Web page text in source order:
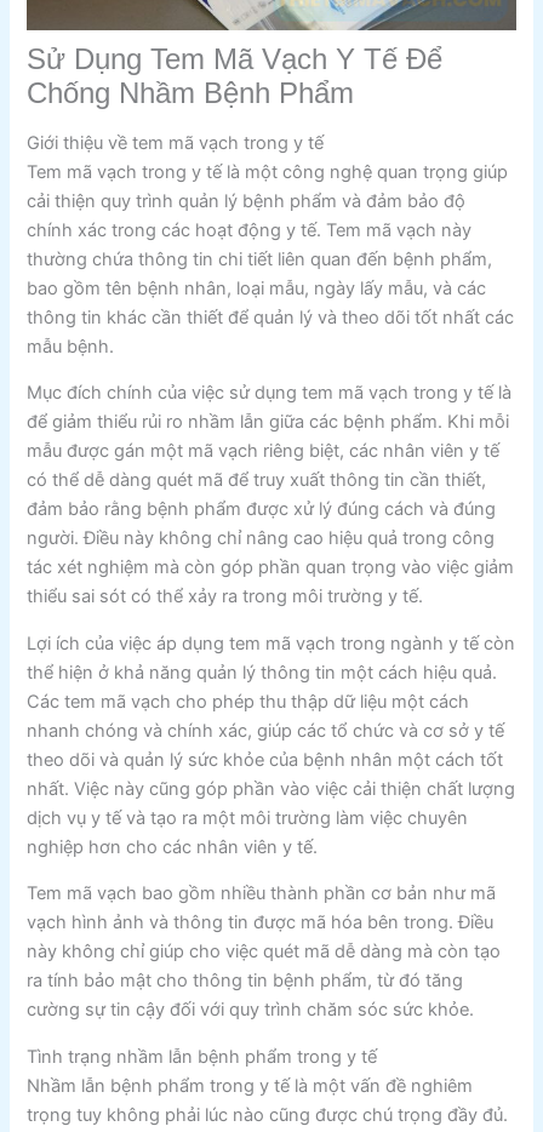
Sử Dụng Tem Mã Vạch Y Tế Để
Chống Nhầm Bệnh Phẩm
Giới thiệu về tem mã vạch trong y tế
Tem mã vạch trong y tế là một công nghệ quan trọng giúp
cải thiện quy trình quản lý bệnh phẩm và đảm bảo độ
chính xác trong các hoạt động y tế. Tem mã vạch này
thường chứa thông tin chi tiết liên quan đến bệnh phẩm,
bao gồm tên bệnh nhân, loại mẫu, ngày lấy mẫu, và các
thông tin khác cần thiết để quản lý và theo dõi tốt nhất các
mẫu bệnh.
Mục đích chính của việc sử dụng tem mã vạch trong y tế là
để giảm thiểu rủi ro nhầm lẫn giữa các bệnh phẩm. Khi mỗi
mẫu được gán một mã vạch riêng biệt, các nhân viên y tế
có thể dễ dàng quét mã để truy xuất thông tin cần thiết,
đảm bảo rằng bệnh phẩm được xử lý đúng cách và đúng
người. Điều này không chỉ nâng cao hiệu quả trong công
tác xét nghiệm mà còn góp phần quan trọng vào việc giảm
thiểu sai sót có thể xảy ra trong môi trường y tế.
Lợi ích của việc áp dụng tem mã vạch trong ngành y tế còn
thể hiện ở khả năng quản lý thông tin một cách hiệu quả.
Các tem mã vạch cho phép thu thập dữ liệu một cách
nhanh chóng và chính xác, giúp các tổ chức và cơ sở y tế
theo dõi và quản lý sức khỏe của bệnh nhân một cách tốt
nhất. Việc này cũng góp phần vào việc cải thiện chất lượng
dịch vụ y tế và tạo ra một môi trường làm việc chuyên
nghiệp hơn cho các nhân viên y tế.
Tem mã vạch bao gồm nhiều thành phần cơ bản như mã
vạch hình ảnh và thông tin được mã hóa bên trong. Điều
này không chỉ giúp cho việc quét mã dễ dàng mà còn tạo
ra tính bảo mật cho thông tin bệnh phẩm, từ đó tăng
cường sự tin cậy đối với quy trình chăm sóc sức khỏe.
Tình trạng nhầm lẫn bệnh phẩm trong y tế
Nhầm lẫn bệnh phẩm trong y tế là một vấn đề nghiêm
trọng tuy không phải lúc nào cũng được chú trọng đầy đủ.